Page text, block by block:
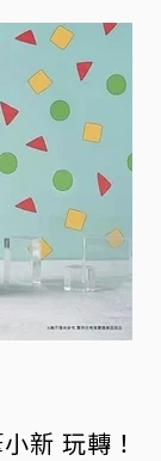
新 玩轉！